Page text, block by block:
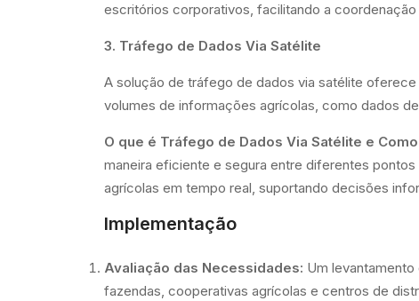
escritórios corporativos, facilitando a
3. Tráfego de Dados Via Satélite
A solução de tráfego de dados via satélite
volumes de informações agrícolas, como dados
O que é Tráfego de Dados Via Satélite e
maneira eficiente e segura entre diferentes
agrícolas em tempo real, suportando decisões
Implementação
Avaliação das Necessidades: Um
fazendas, cooperativas agrícolas e centros de